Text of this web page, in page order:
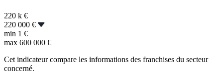
220 k €
220 000 €
min 1 €
max 600 000 €
Cet indicateur compare les informations des franchises du secteur
concerné.